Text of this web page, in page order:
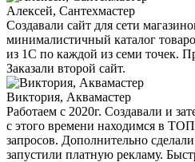
Алексей, Сантехмастер
Создавали сайт для сети
минималистичный каталог
из 1С по каждой из семи точек.
Заказали второй сайт.
Виктория, Аквамастер
Работаем с 2020г. Создавали и
с этого времени находимся в
запросов. Дополнительно
запустили платную рекламу.